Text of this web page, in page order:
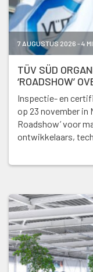
7 AUGUSTUS 2026 - 4
TÜV SÜD
‘ROADSHOW’
Inspectie- en
op 23 november in
Roadshow’ voor
ontwikkelaars,